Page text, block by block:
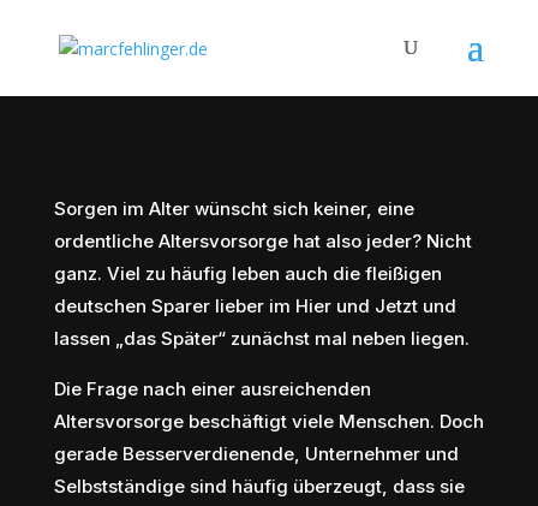
Sorgen im Alter wünscht sich keiner, eine
ordentliche Altersvorsorge hat also jeder? Nicht
ganz. Viel zu häufig leben auch die fleißigen
deutschen Sparer lieber im Hier und Jetzt und
lassen „das Später“ zunächst mal neben liegen.
Die Frage nach einer ausreichenden
Altersvorsorge beschäftigt viele Menschen. Doch
gerade Besserverdienende, Unternehmer und
Selbstständige sind häufig überzeugt, dass sie